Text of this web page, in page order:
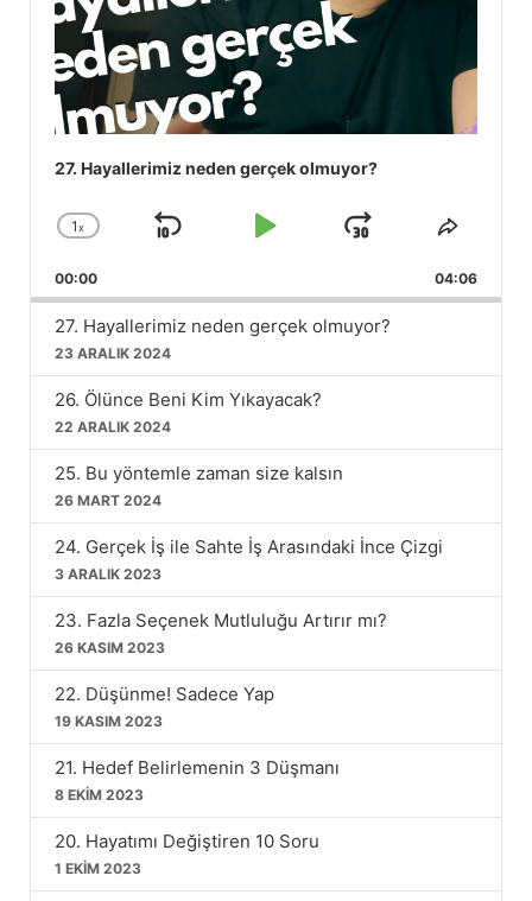
27. Hayallerimiz neden gerçek olmuyor?
Change
Rate
1x
Skip
Play
Jump
Forward
Share
00:00 04:06
27. Hayallerimiz neden gerçek olmuyor?
23 ARALIK 2024
26. Ölünce Beni Kim Yıkayacak?
22 ARALIK 2024
25. Bu yöntemle zaman size kalsın
26 MART 2024
24. Gerçek İş ile Sahte İş Arasındaki İnce Çizgi
3 ARALIK 2023
23. Fazla Seçenek Mutluluğu Artırır mı?
26 KASIM 2023
22. Düşünme! Sadece Yap
19 KASIM 2023
21. Hedef Belirlemenin 3 Düşmanı
8 EKIM 2023
20. Hayatımı Değiştiren 10 Soru
1 EKIM 2023